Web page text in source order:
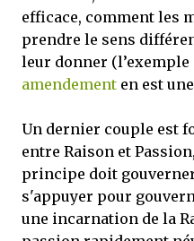
efficace, comment les
prendre le sens
leur donner (l’exemple
amendement en est
Un dernier couple est
entre Raison et
principe doit
s'appuyer pour
une incarnation de la